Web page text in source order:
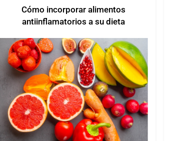
Cómo incorporar alimentos
antiinflamatorios a su dieta